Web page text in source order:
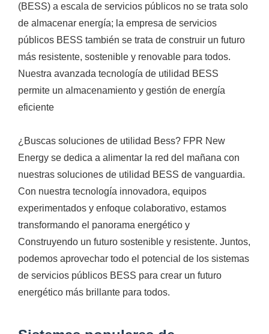
(BESS) a escala de servicios públicos no se trata solo
de almacenar energía; la empresa de servicios
públicos BESS también se trata de construir un futuro
más resistente, sostenible y renovable para todos.
Nuestra avanzada tecnología de utilidad BESS
permite un almacenamiento y gestión de energía
eficiente
¿Buscas soluciones de utilidad Bess? FPR New
Energy se dedica a alimentar la red del mañana con
nuestras soluciones de utilidad BESS de vanguardia.
Con nuestra tecnología innovadora, equipos
experimentados y enfoque colaborativo, estamos
transformando el panorama energético y
Construyendo un futuro sostenible y resistente. Juntos,
podemos aprovechar todo el potencial de los sistemas
de servicios públicos BESS para crear un futuro
energético más brillante para todos.